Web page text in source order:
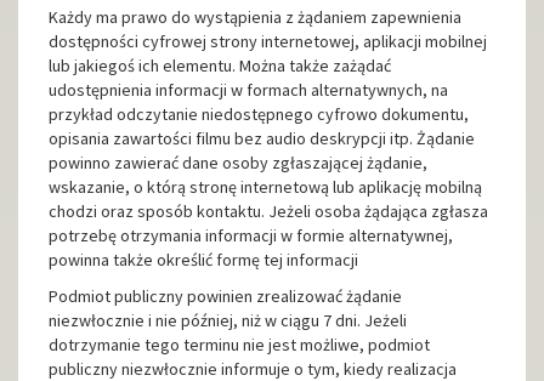
Każdy ma prawo do wystąpienia z żądaniem zapewnienia
dostępności cyfrowej strony internetowej, aplikacji mobilnej
lub jakiegoś ich elementu. Można także zażądać
udostępnienia informacji w formach alternatywnych, na
przykład odczytanie niedostępnego cyfrowo dokumentu,
opisania zawartości filmu bez audio deskrypcji itp. Żądanie
powinno zawierać dane osoby zgłaszającej żądanie,
wskazanie, o którą stronę internetową lub aplikację mobilną
chodzi oraz sposób kontaktu. Jeżeli osoba żądająca zgłasza
potrzebę otrzymania informacji w formie alternatywnej,
powinna także określić formę tej informacji
Podmiot publiczny powinien zrealizować żądanie
niezwłocznie i nie później, niż w ciągu 7 dni. Jeżeli
dotrzymanie tego terminu nie jest możliwe, podmiot
publiczny niezwłocznie informuje o tym, kiedy realizacja